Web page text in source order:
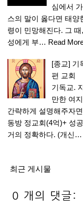
심에서
스의 말이 옳다면 태양
령이 민망해진다. 그
성에게 부… Read
[종교] 기
편 교회
기독교.
만한 여
간략하게 설명해주자
동방 정교회(4억)+ 성
거의 정확하다. (개신…
최근 게시물
0 개의 댓글: